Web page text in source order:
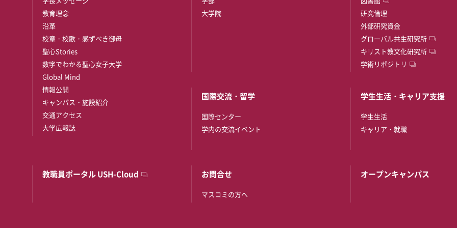
教育理念
沿革
校章・校歌・感ずべき御母
聖心Stories
数字でわかる聖心女子大学
Global Mind
情報公開
キャンパス・施設紹介
交通アクセス
大学広報誌
大学院
研究倫理
外部研究資金
グローバル共生研究所
キリスト教文化研究所
学術リポジトリ
国際交流・留学
国際センター
学内の交流イベント
学生生活・キャリア支援
学生生活
キャリア・就職
教職員ポータル USH-Cloud お問合せ
マスコミの方へ
オープンキャンパス